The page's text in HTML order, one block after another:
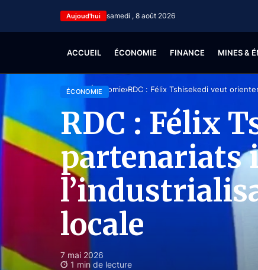
Aujoud'hui samedi , 8 août 2026
ACCUEIL ÉCONOMIE FINANCE MINES &
Accueil Économie RDC : Félix Tshisekedi veut
ÉCONOMIE
RDC : Félix
partenariats
locale
7 mai 2026
1 min de lecture